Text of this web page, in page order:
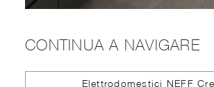
CONTINUA A NAVIGARE
Elettrodomestici NEFF